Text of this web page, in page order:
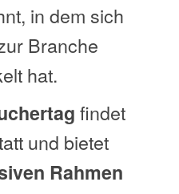
in dem sich
Branche
hat.
findet
und bietet
Rahmen